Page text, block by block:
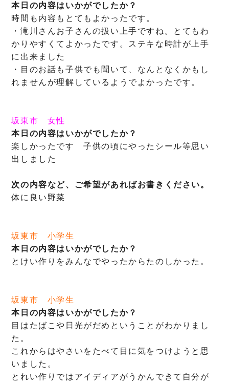
本日の内容はいかがでしたか？
時間も内容もとてもよかったです。
・滝川さんお子さんの扱い上手ですね。とてもわ
かりやすくてよかったです。ステキな時計が上手
に出来ました
・目のお話も子供でも聞いて、なんとなくかもし
れませんが理解しているようでよかったです。
坂東市 女性
本日の内容はいかがでしたか？
楽しかったです 子供の頃にやったシール等思い
出しました
次の内容など、ご希望があればお書きください。
体に良い野菜
坂東市 小学生
本日の内容はいかがでしたか？
とけい作りをみんなでやったからたのしかった。
坂東市 小学生
本日の内容はいかがでしたか？
目はたばこや日光がだめということがわかりまし
た。
これからはやさいをたべて目に気をつけようと思
いました。
とれい作りではアイディアがうかんできて自分が